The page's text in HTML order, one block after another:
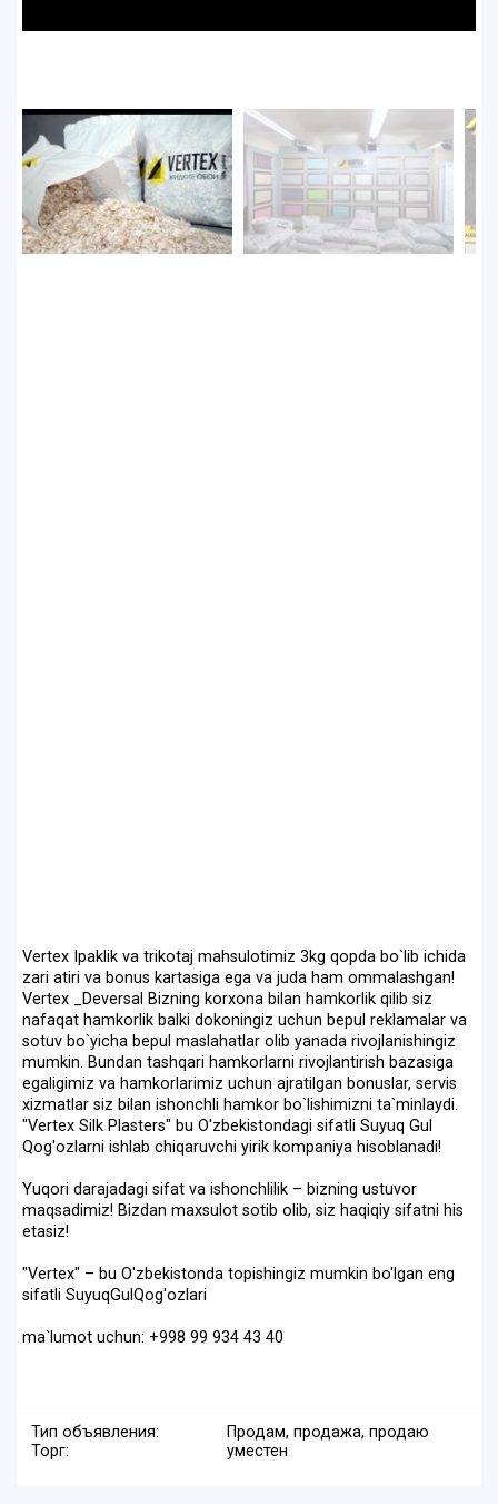
Vertex Ipaklik va trikotaj mahsulotimiz 3kg qopda bo`lib ichida
zari atiri va bonus kartasiga ega va juda ham ommalashgan!
Vertex _Deversal Bizning korxona bilan hamkorlik qilib siz
nafaqat hamkorlik balki dokoningiz uchun bepul reklamalar va
sotuv bo`yicha bepul maslahatlar olib yanada rivojlanishingiz
mumkin. Bundan tashqari hamkorlarni rivojlantirish bazasiga
egaligimiz va hamkorlarimiz uchun ajratilgan bonuslar, servis
xizmatlar siz bilan ishonchli hamkor bo`lishimizni ta`minlaydi.
"Vertex Silk Plasters" bu O'zbekistondagi sifatli Suyuq Gul
Qog'ozlarni ishlab chiqaruvchi yirik kompaniya hisoblanadi!
Yuqori darajadagi sifat va ishonchlilik – bizning ustuvor
maqsadimiz! Bizdan maxsulot sotib olib, siz haqiqiy sifatni his
etasiz!
"Vertex" – bu O'zbekistonda topishingiz mumkin bo'lgan eng
sifatli SuyuqGulQog'ozlari ️
ma`lumot uchun: +998 99 934 43 40
Тип объявления:
Продам, продажа, продаю
Торг:
уместен